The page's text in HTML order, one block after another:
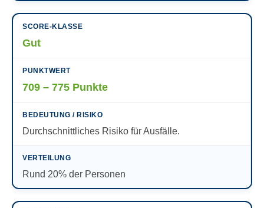
Gut
709 – 775 Punkte
Durchschnittliches Risiko für Ausfälle.
Rund 20% der Personen